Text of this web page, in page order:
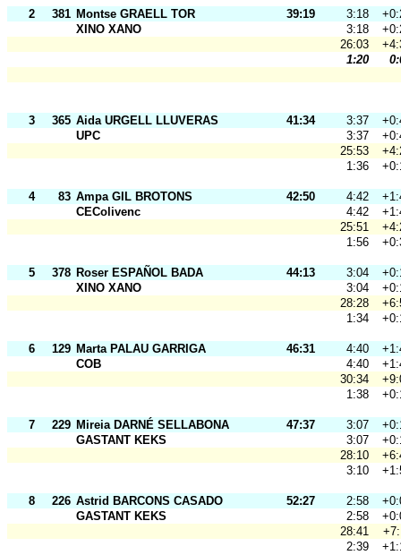
2 381 Montse GRAELL TOR 39:19 3:18
XINO XANO
3:18
26:03
1:20
3 365 Aida URGELL LLUVERAS 41:34 3:37
UPC
3:37
25:53
1:36
4 83 Ampa GIL BROTONS 42:50 4:42
CEColivenc
4:42
25:51
1:56
5 378 Roser ESPAÑOL BADA 44:13 3:04
XINO XANO
3:04
28:28
1:34
6 129 Marta PALAU GARRIGA 46:31 4:40
COB
4:40
30:34
1:38
7 229 Mireia DARNÉ SELLABONA 47:37 3:07
GASTANT KEKS
3:07
28:10
3:10
8 226 Astrid BARCONS CASADO 52:27 2:58
GASTANT KEKS
2:58
28:41
2:39